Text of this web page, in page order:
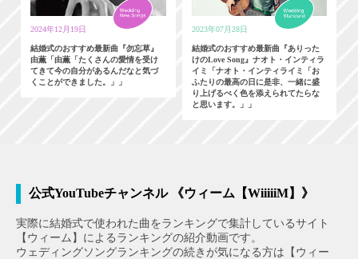
2024年12月19日
結婚式のおすすめ最新曲『勿忘草』
由薫「由薫「たくさんの愛情を受け
てきて今の自分があるんだなと気づ
くことができました。」」
2023年07月28日
結婚式のおすすめ最新曲『ありった
けのLove Song』ナオト・インティラ
イミ「ナオト・インティライミ「お
ふたりの最高の日に是非、一緒に盛
り上げるべく色を添えられてたらな
と思います。」」
公式YouTubeチャンネル 《ウィーム【WiiiiiM】》
実際に結婚式で使われた曲をランキングで集計しているサイト
【ウィーム】によるランキングの紹介動画です。
ウェディングソングランキングの続きが気になる方は【ウィー